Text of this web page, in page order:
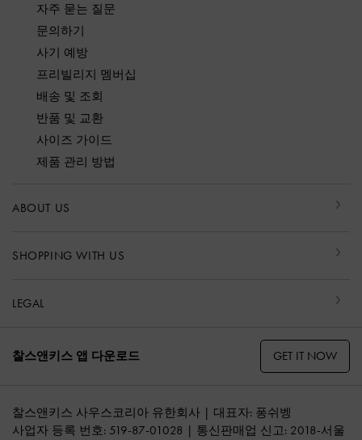
자주 묻는 질문
문의하기
사기 예방
프리빌리지 멤버십
배송 및 조회
반품 및 교환
사이즈 가이드
제품 관리 방법
ABOUT US
SHOPPING WITH US
LEGAL
찰스앤키스 앱 다운로드 GET IT NOW
찰스앤키스 사우스코리아 유한회사 | 대표자: 퐁쉬벵
사업자 등록 번호: 519-87-01028 | 통신판매업 신고: 2018-서울